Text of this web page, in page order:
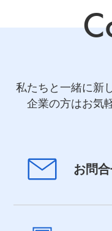
私たちと一緒に新
企業の方はお気
お問